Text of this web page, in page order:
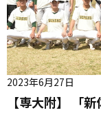
【専大附】 「新
2023年6月27日